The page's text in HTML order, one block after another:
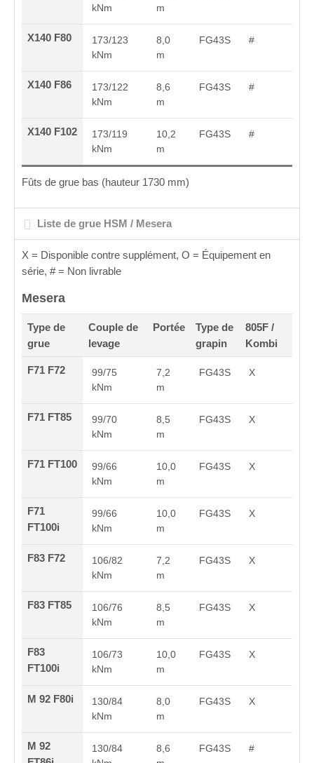
kNm
m
X140 F80
173/123
kNm
8,0
m
FG43S #
X140 F86
173/122
kNm
8,6
m
FG43S #
X140 F102
173/119
kNm
10,2
m
FG43S #
Fûts de grue bas (hauteur 1730 mm)
Liste de grue HSM / Mesera
X = Disponible contre supplément, O = Équipement en
série, # = Non livrable
Mesera
Type de
grue
Couple de
levage
Portée
Type de
grapin
805F /
Kombi
F71 F72
99/75
kNm
7,2
m
FG43S X
F71 FT85
99/70
kNm
8,5
m
FG43S X
F71 FT100
99/66
kNm
10,0
m
FG43S X
F71
FT100i
99/66
kNm
10,0
m
FG43S X
F83 F72
106/82
kNm
7,2
m
FG43S X
F83 FT85
106/76
kNm
8,5
m
FG43S X
F83
FT100i
106/73
kNm
10,0
m
FG43S X
M 92 F80i
130/84
kNm
8,0
m
FG43S X
M 92
130/84
8,6
FG43S #